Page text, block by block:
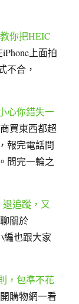
你把HEIC
上面拍
不合，
心你錯失一
買東西都超
報完電話問
問完一輪之
退追蹤，又
關於
編也跟大家
，包準不花
購物網一看